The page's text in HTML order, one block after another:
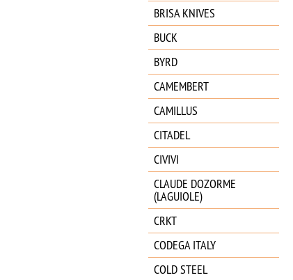
BRISA KNIVES
BUCK
BYRD
CAMEMBERT
CAMILLUS
CITADEL
CIVIVI
CLAUDE DOZORME
(LAGUIOLE)
CRKT
CODEGA ITALY
COLD STEEL